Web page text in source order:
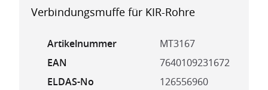
Verbindungsmuffe für KIR-Rohre
Artikelnummer
MT3167
EAN
7640109231672
ELDAS-No
126556960